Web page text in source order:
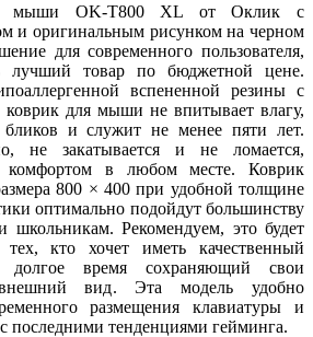
мыши OK-T800 XL от Оклик с
и оригинальным рисунком на черном
для современного пользователя,
лучший товар по бюджетной цене.
вспененной резины с
для мыши не впитывает влагу,
бликов и служит не менее пяти лет.
не закатывается и не ломается,
комфортом в любом месте. Коврик
800 × 400 при удобной толщине
оптимально подойдут большинству
школьникам. Рекомендуем, это будет
кто хочет иметь качественный
долгое время сохраняющий свои
вид. Эта модель удобно
размещения клавиатуры и
последними тенденциями гейминга.